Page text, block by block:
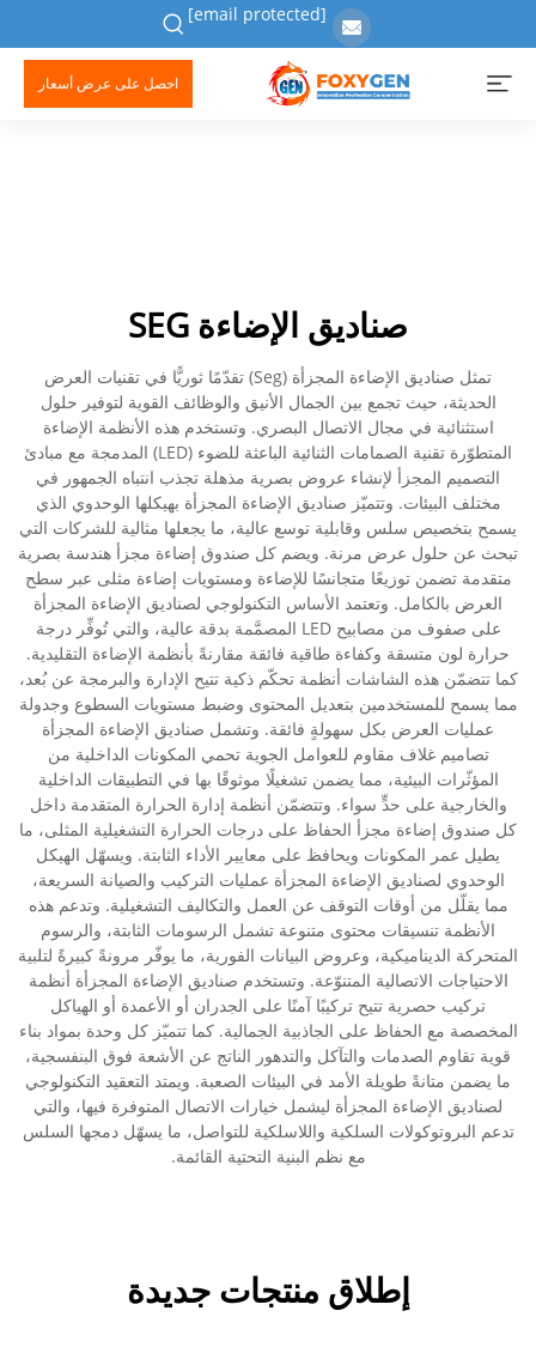
[email protected]
احصل على عرض أسعار
صناديق الإضاءة SEG
تمثل صناديق الإضاءة المجزأة (Seg) تقدّمًا ثوريًّا في تقنيات العرض
الحديثة، حيث تجمع بين الجمال الأنيق والوظائف القوية لتوفير حلول
استثنائية في مجال الاتصال البصري. وتستخدم هذه الأنظمة الإضاءة
المتطوّرة تقنية الصمامات الثنائية الباعثة للضوء (LED) المدمجة مع مبادئ
التصميم المجزأ لإنشاء عروض بصرية مذهلة تجذب انتباه الجمهور في
مختلف البيئات. وتتميّز صناديق الإضاءة المجزأة بهيكلها الوحدوي الذي
يسمح بتخصيص سلس وقابلية توسع عالية، ما يجعلها مثالية للشركات التي
تبحث عن حلول عرض مرنة. ويضم كل صندوق إضاءة مجزأ هندسة بصرية
متقدمة تضمن توزيعًا متجانسًا للإضاءة ومستويات إضاءة مثلى عبر سطح
العرض بالكامل. وتعتمد الأساس التكنولوجي لصناديق الإضاءة المجزأة
على صفوف من مصابيح LED المصمَّمة بدقة عالية، والتي تُوفِّر درجة
حرارة لون متسقة وكفاءة طاقية فائقة مقارنةً بأنظمة الإضاءة التقليدية.
كما تتضمّن هذه الشاشات أنظمة تحكّم ذكية تتيح الإدارة والبرمجة عن بُعد،
مما يسمح للمستخدمين بتعديل المحتوى وضبط مستويات السطوع وجدولة
عمليات العرض بكل سهولةٍ فائقة. وتشمل صناديق الإضاءة المجزأة
تصاميم غلاف مقاوم للعوامل الجوية تحمي المكونات الداخلية من
المؤثّرات البيئية، مما يضمن تشغيلًا موثوقًا بها في التطبيقات الداخلية
والخارجية على حدٍّ سواء. وتتضمّن أنظمة إدارة الحرارة المتقدمة داخل
كل صندوق إضاءة مجزأ الحفاظ على درجات الحرارة التشغيلية المثلى، ما
يطيل عمر المكونات ويحافظ على معايير الأداء الثابتة. ويسهّل الهيكل
الوحدوي لصناديق الإضاءة المجزأة عمليات التركيب والصيانة السريعة،
مما يقلّل من أوقات التوقف عن العمل والتكاليف التشغيلية. وتدعم هذه
الأنظمة تنسيقات محتوى متنوعة تشمل الرسومات الثابتة، والرسوم
المتحركة الديناميكية، وعروض البيانات الفورية، ما يوفّر مرونةً كبيرةً لتلبية
الاحتياجات الاتصالية المتنوّعة. وتستخدم صناديق الإضاءة المجزأة أنظمة
تركيب حصرية تتيح تركيبًا آمنًا على الجدران أو الأعمدة أو الهياكل
المخصصة مع الحفاظ على الجاذبية الجمالية. كما تتميّز كل وحدة بمواد بناء
قوية تقاوم الصدمات والتآكل والتدهور الناتج عن الأشعة فوق البنفسجية،
ما يضمن متانةً طويلة الأمد في البيئات الصعبة. ويمتد التعقيد التكنولوجي
لصناديق الإضاءة المجزأة ليشمل خيارات الاتصال المتوفرة فيها، والتي
تدعم البروتوكولات السلكية واللاسلكية للتواصل، ما يسهّل دمجها السلس
مع نظم البنية التحتية القائمة.
إطلاق منتجات جديدة